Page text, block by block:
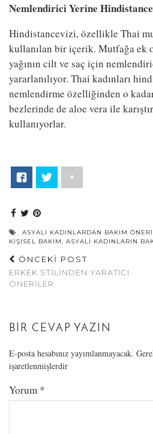
Nemlendirici Yerine
Hindistancevizi, özellikle Thai
kullanılan bir içerik. Mutfağa ek
yağının cilt ve saç için
yararlanılıyor. Thai kadınları
nemlendirme özelliğinden o
bezlerinde de aloe vera ile
kullanıyorlar.
+
ASYALI KADINLARDAN BAKIM
KIŞISEL BAKIM, ASYALI KADINLARIN
ÖNCEKİ POST
ERKEK STILINDEN YARATICI
ÖNERILER
BIR CEVAP YAZIN
E-posta hesabınız yayımlanmayacak.
işaretlenmişlerdir
Yorum *